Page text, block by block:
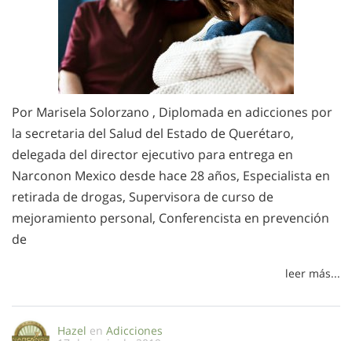
Por Marisela Solorzano , Diplomada en adicciones por
la secretaria del Salud del Estado de Querétaro,
delegada del director ejecutivo para entrega en
Narconon Mexico desde hace 28 años, Especialista en
retirada de drogas, Supervisora de curso de
mejoramiento personal, Conferencista en prevención
de
leer más...
Hazel en Adicciones